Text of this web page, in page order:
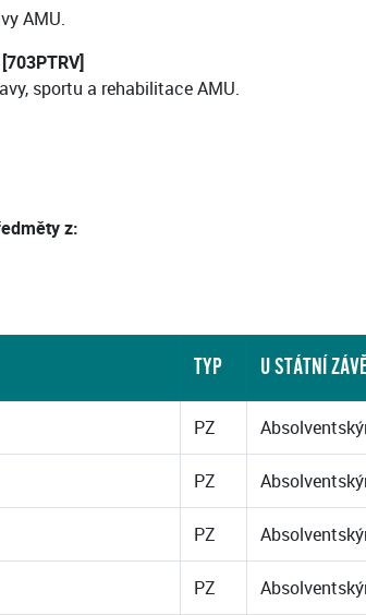
AMU.
sportu a rehabilitace AMU.
z:
TYP U STÁTNÍ
PZ
PZ
PZ
PZ